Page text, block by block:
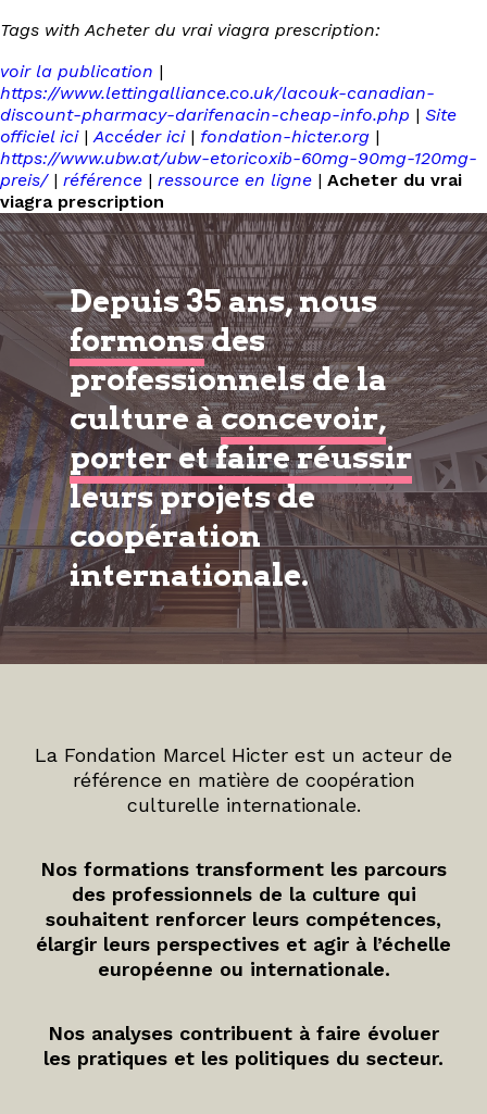
Tags with Acheter du vrai viagra prescription:
voir la publication |
https://www.lettingalliance.co.uk/lacouk-canadian-
discount-pharmacy-darifenacin-cheap-info.php | Site
officiel ici|Accéder ici| fondation-hicter.org |
https://www.ubw.at/ubw-etoricoxib-60mg-90mg-120mg-
preis/| référence | ressource en ligne | Acheter du vrai
viagra prescription
Depuis 35 ans, nous
formonsdes
professionnels de la
culture àconcevoir,
porter et faire réussir
leurs projets de
coopération
internationale.
La Fondation Marcel Hicter est un acteur de
référence en matière de coopération
culturelle internationale.
Nos formations transforment les parcours
des professionnels de la culture qui
souhaitent renforcer leurs compétences,
élargir leurs perspectives et agir à l’échelle
européenne ou internationale.
Nos analyses contribuent à faire évoluer
les pratiques et les politiques du secteur.